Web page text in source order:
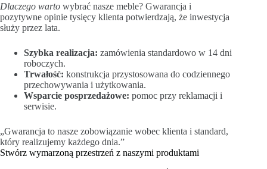
Dlaczego warto wybrać nasze meble? Gwarancja i
pozytywne opinie tysięcy klienta potwierdzają, że inwestycja
służy przez lata.
Szybka realizacja: zamówienia standardowo w 14 dni
roboczych.
Trwałość: konstrukcja przystosowana do codziennego
przechowywania i użytkowania.
Wsparcie posprzedażowe: pomoc przy reklamacji i
serwisie.
„Gwarancja to nasze zobowiązanie wobec klienta i standard,
który realizujemy każdego dnia.”
Stwórz wymarzoną przestrzeń z naszymi produktami